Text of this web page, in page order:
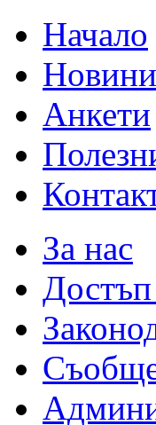
Начало
Новини
Анкети
За нас